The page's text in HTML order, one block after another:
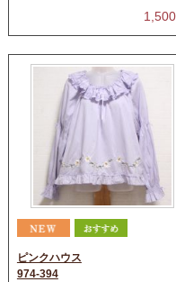
1,500
ピンクハウス
974-394